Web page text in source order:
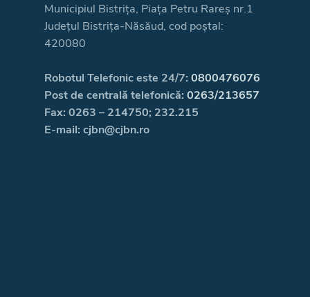
Municipiul Bistrița, Piața Petru Rareș nr.1
Județul Bistrița-Năsăud, cod poștal:
420080
Robotul Telefonic este 24/7: 0800476076
Post de centrală telefonică: 0263/213657
Fax: 0263 – 214750; 232.215
E-mail: cjbn@cjbn.ro